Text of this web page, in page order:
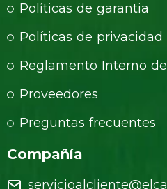
Políticas de garantia
Políticas de privacidad
Reglamento Interno
Proveedores
Preguntas frecuentes
Compañía